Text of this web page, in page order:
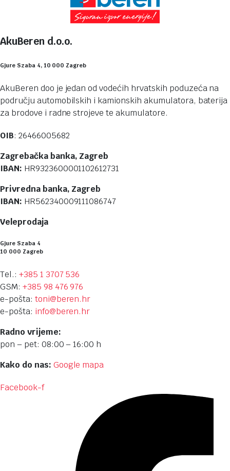
AkuBeren d.o.o.
Gjure Szaba 4, 10 000 Zagreb
AkuBeren doo je jedan od vodećih hrvatskih poduzeća na
području automobilskih i kamionskih akumulatora, baterija
za brodove i radne strojeve te akumulatore.
OIB: 26466005682
Zagrebačka banka, Zagreb
IBAN: HR9323600001102612731
Privredna banka, Zagreb
IBAN: HR562340009111086747
Veleprodaja
Gjure Szaba 4
10 000 Zagreb
Tel.: +385 1 3707 536
GSM: +385 98 476 976
e-pošta: toni@beren.hr
e-pošta: info@beren.hr
Radno vrijeme:
pon – pet: 08:00 – 16:00 h
Kako do nas: Google mapa
Facebook-f